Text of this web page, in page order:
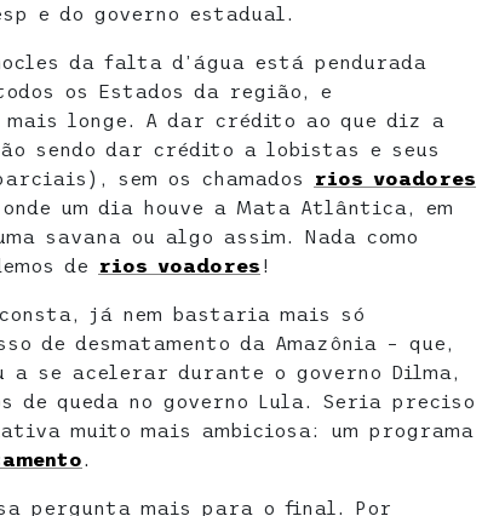
e do governo estadual.
da falta d’água está pendurada
os Estados da região, e
mais longe. A dar crédito ao que diz a
sendo dar crédito a lobistas e seus
sem os chamados
rios voadores
um dia houve a Mata Atlântica, em
savana ou algo assim. Nada como
de
rios voadores !
já nem bastaria mais só
de desmatamento da Amazônia – que,
a se acelerar durante o governo Dilma,
de queda no governo Lula. Seria preciso
muito mais ambiciosa: um programa
.
pergunta mais para o final. Por